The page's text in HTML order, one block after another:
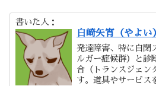
書いた人：
白崎矢宵（やよい
発達障害、特に自閉
ルガー症候群）と診
合（トランスジェン
す。道具やサービス